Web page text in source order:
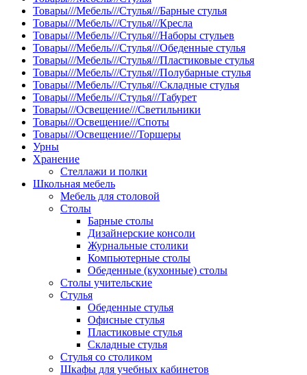
Товары///Мебель///Стулья///Барные стулья
Товары///Мебель///Стулья///Кресла
Товары///Мебель///Стулья///Наборы стульев
Товары///Мебель///Стулья///Обеденные стулья
Товары///Мебель///Стулья///Пластиковые стулья
Товары///Мебель///Стулья///Полубарные стулья
Товары///Мебель///Стулья///Складные стулья
Товары///Мебель///Стулья///Табурет
Товары///Освещение///Светильники
Товары///Освещение///Споты
Товары///Освещение///Торшеры
Урны
Хранение
Стеллажи и полки
Школьная мебель
Мебель для столовой
Столы
Барные столы
Дизайнерские консоли
Журнальные столики
Компьютерные столы
Обеденные (кухонные) столы
Столы учительские
Стулья
Обеденные стулья
Офисные стулья
Пластиковые стулья
Складные стулья
Стулья со столиком
Шкафы для учебных кабинетов